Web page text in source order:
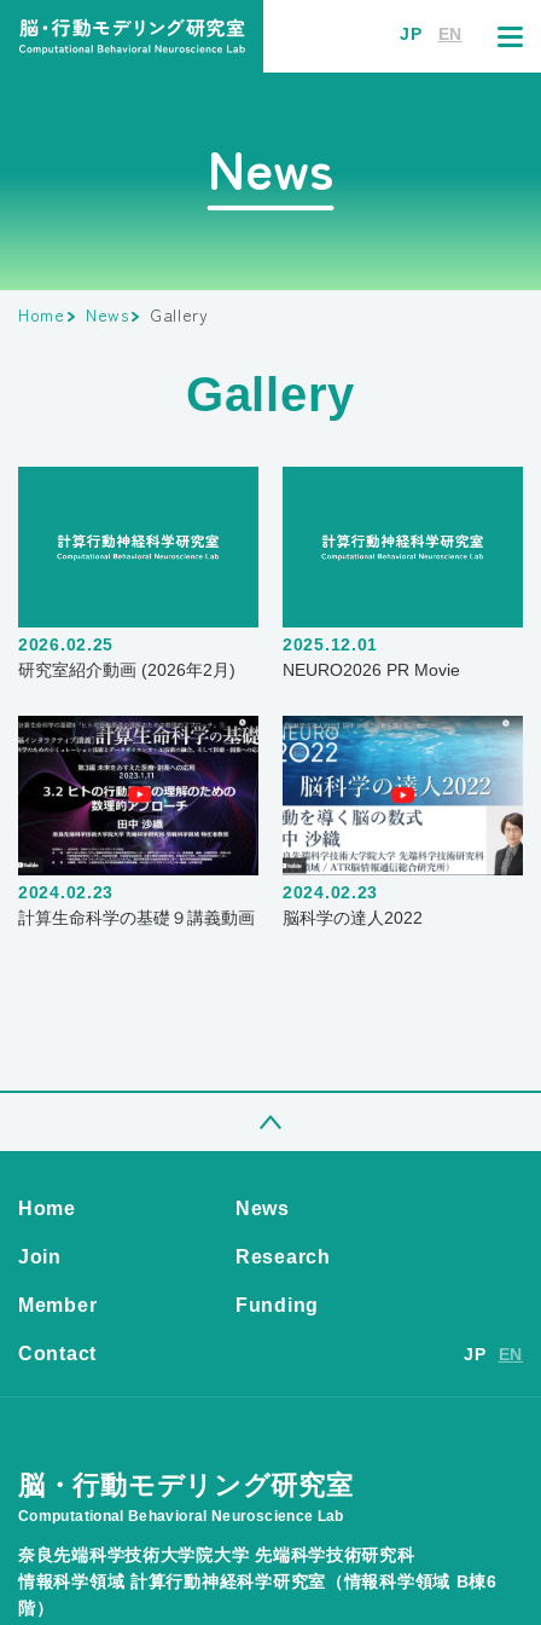
JP EN
News
Home News Gallery
Gallery
2026.02.25
研究室紹介動画 (2026年2月)
2025.12.01
NEURO2026 PR Movie
2024.02.23
計算生命科学の基礎９講義動画
2024.02.23
脳科学の達人2022
Home News
Join Research
Member Funding
Contact JP EN
脳・行動モデリング研究室
Computational Behavioral Neuroscience Lab
奈良先端科学技術大学院大学 先端科学技術研究科
情報科学領域 計算行動神経科学研究室（情報科学領域 B棟6
階）